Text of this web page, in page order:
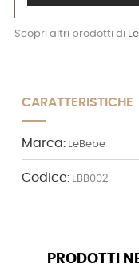
Scopri altri prodotti di
CARATTERISTICHE
Marca: LeBebe
Codice: LBB002
PRODOTTI